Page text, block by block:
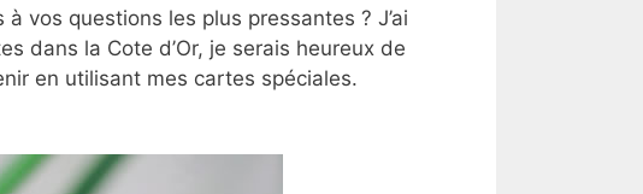
vos questions les plus pressantes ? J’ai
dans la Cote d’Or, je serais heureux de
en utilisant mes cartes spéciales.